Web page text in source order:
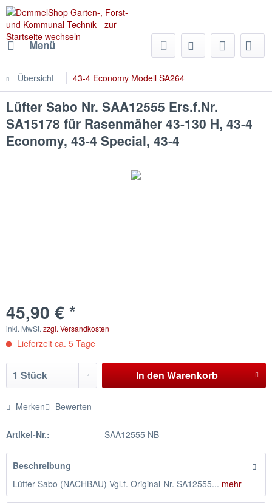
Menü
Übersicht 43-4 Economy Modell SA264
Lüfter Sabo Nr. SAA12555 Ers.f.Nr.
SA15178 für Rasenmäher 43-130 H, 43-4
Economy, 43-4 Special, 43-4
45,90 € *
inkl. MwSt. zzgl. Versandkosten
Lieferzeit ca. 5 Tage
In den Warenkorb
Merken Bewerten
Artikel-Nr.: SAA12555 NB
Beschreibung
Lüfter Sabo (NACHBAU) Vgl.f. Original-Nr. SA12555... mehr